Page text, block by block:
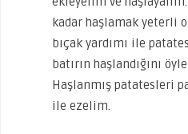
kadar haşlamak yeterli
bıçak yardımı ile
batırın haşlandığını
Haşlanmış patatesleri
ile ezelim.